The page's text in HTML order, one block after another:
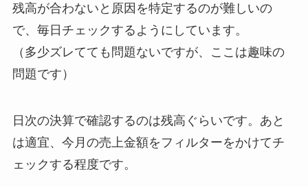
残高が合わないと原因を特定するのが難しいの
で、毎日チェックするようにしています。
（多少ズレてても問題ないですが、ここは趣味の
問題です）
日次の決算で確認するのは残高ぐらいです。あと
は適宜、今月の売上金額をフィルターをかけてチ
ェックする程度です。